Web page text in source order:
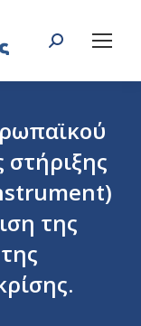
Search:
στήριξης
της